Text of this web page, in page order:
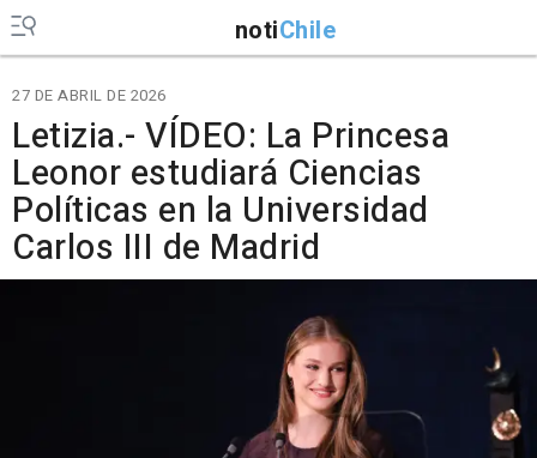
notiChile
27 DE ABRIL DE 2026
Letizia.- VÍDEO: La Princesa
Leonor estudiará Ciencias
Políticas en la Universidad
Carlos III de Madrid